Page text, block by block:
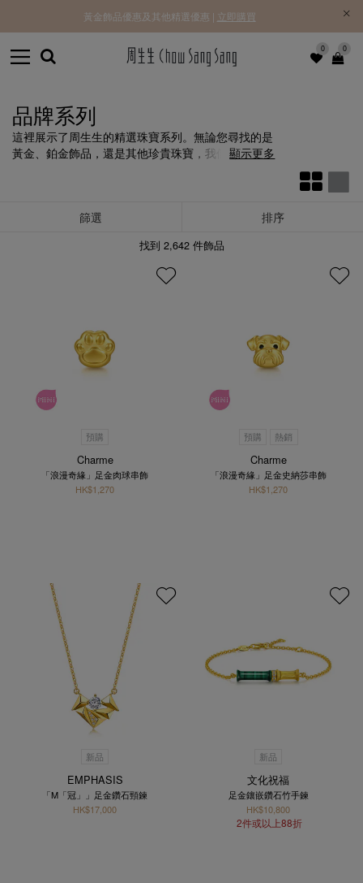
0 0
黃金飾品優惠及其他精選優惠 | 立即購買
品牌系列
這裡展示了周生生的精選珠寶系列。無論您尋找的是
黃金、鉑金飾品，還是其他珍貴珠寶，我們的系列產
顯示更多
篩選 排序
找到 2,642件飾品
預購
Charme
「浪漫奇緣」足金肉球串飾
HK$1,270
預購 熱銷
Charme
「浪漫奇緣」足金史納莎串飾
HK$1,270
新品
EMPHASIS
「M「冠」」足金鑽石頸鍊
HK$17,000
新品
文化祝福
足金鑲嵌鑽石竹手鍊
HK$10,800
2件或以上88折